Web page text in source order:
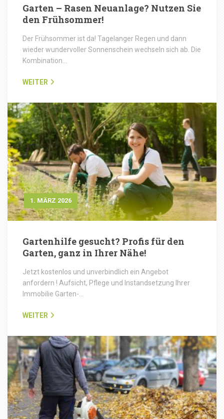
Garten – Rasen Neuanlage? Nutzen Sie
den Frühsommer!
Der Frühsommer ist da! Tagelanger Regen und dann
wieder wundervoller Sonnenschein wechseln sich ab. Die
Kombination…
WEITER
1. MÄRZ 2026
Gartenhilfe gesucht? Profis für den
Garten, ganz in Ihrer Nähe!
Jetzt kostenlos und unverbindlich ein Angebot
anfordern ! Aufsicht, Pflege und Instandsetzung Ihrer
Immobilie Garten-…
WEITER